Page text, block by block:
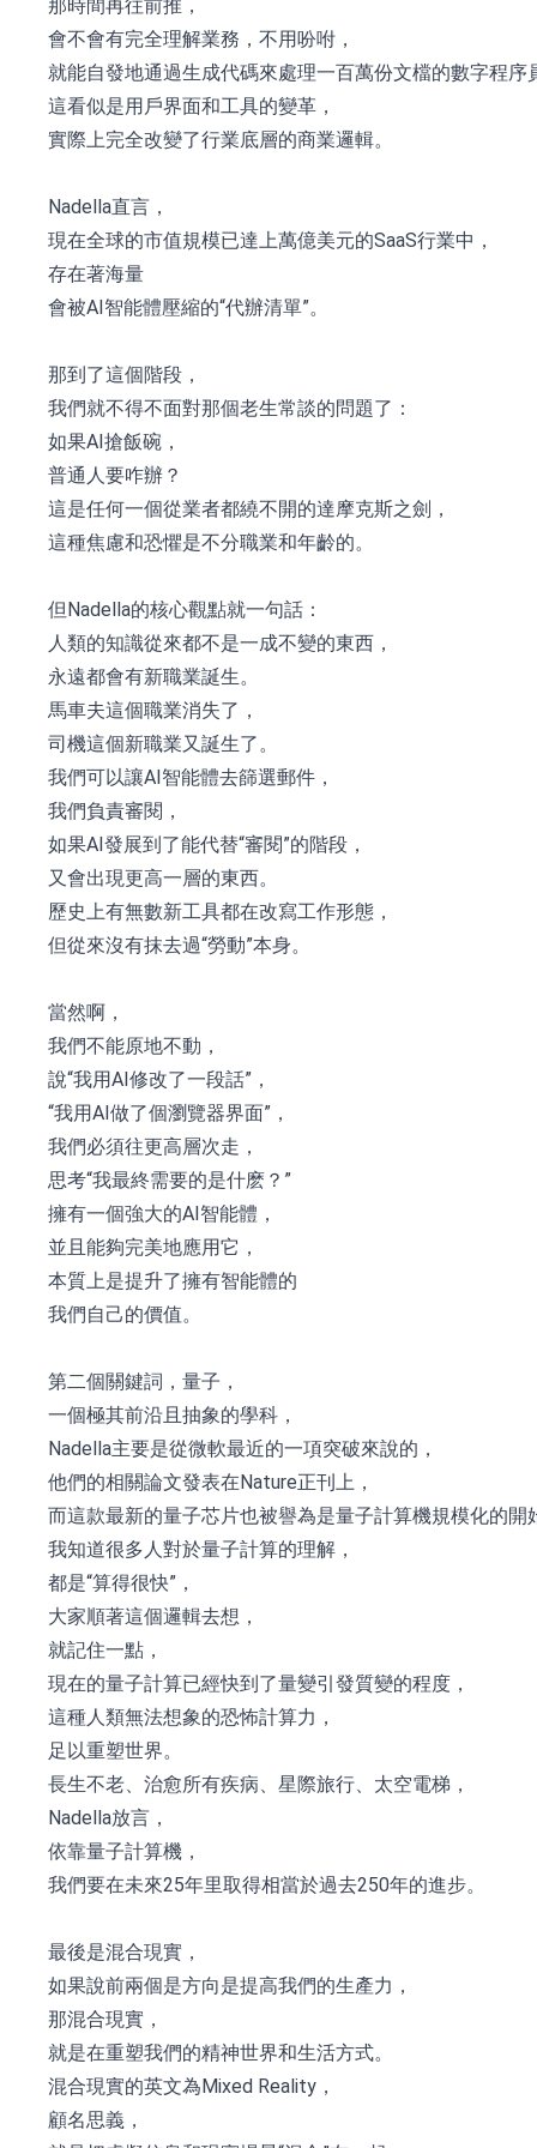
那時間再往前推，
會不會有完全理解業務，不用吩咐，
就能自發地通過生成代碼來處理一百萬份文檔的數字程序
這看似是用戶界面和工具的變革，
實際上完全改變了行業底層的商業邏輯。
Nadella直言，
現在全球的市值規模已達上萬億美元的SaaS行業中，
存在著海量
會被AI智能體壓縮的“代辦清單”。
那到了這個階段，
我們就不得不面對那個老生常談的問題了：
如果AI搶飯碗，
普通人要咋辦？
這是任何一個從業者都繞不開的達摩克斯之劍，
這種焦慮和恐懼是不分職業和年齡的。
但Nadella的核心觀點就一句話：
人類的知識從來都不是一成不變的東西，
永遠都會有新職業誕生。
馬車夫這個職業消失了，
司機這個新職業又誕生了。
我們可以讓AI智能體去篩選郵件，
我們負責審閱，
如果AI發展到了能代替“審閱”的階段，
又會出現更高一層的東西。
歷史上有無數新工具都在改寫工作形態，
但從來沒有抹去過“勞動”本身。
當然啊，
我們不能原地不動，
說“我用AI修改了一段話”，
“我用AI做了個瀏覽器界面”，
我們必須往更高層次走，
思考“我最終需要的是什麽？”
擁有一個強大的AI智能體，
並且能夠完美地應用它，
本質上是提升了擁有智能體的
我們自己的價值。
第二個關鍵詞，量子，
一個極其前沿且抽象的學科，
Nadella主要是從微軟最近的一項突破來說的，
他們的相關論文發表在Nature正刊上，
而這款最新的量子芯片也被譽為是量子計算機規模化的開
我知道很多人對於量子計算的理解，
都是“算得很快”，
大家順著這個邏輯去想，
就記住一點，
現在的量子計算已經快到了量變引發質變的程度，
這種人類無法想象的恐怖計算力，
足以重塑世界。
長生不老、治愈所有疾病、星際旅行、太空電梯，
Nadella放言，
依靠量子計算機，
我們要在未來25年里取得相當於過去250年的進步。
最後是混合現實，
如果說前兩個是方向是提高我們的生產力，
那混合現實，
就是在重塑我們的精神世界和生活方式。
混合現實的英文為Mixed Reality，
顧名思義，